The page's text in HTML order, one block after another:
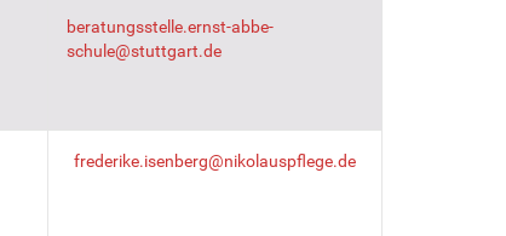
beratungsstelle.ernst-abbe-
schule@stuttgart.de
frederike.isenberg@nikolauspflege.de